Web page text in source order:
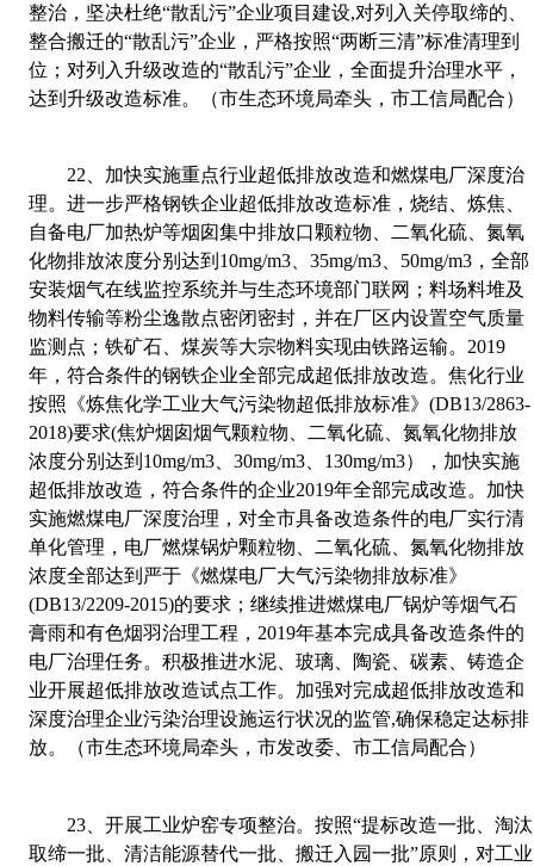
整治，坚决杜绝“散乱污”企业项目建设,对列入关停取缔的、
整合搬迁的“散乱污”企业，严格按照“两断三清”标准清理到
位；对列入升级改造的“散乱污”企业，全面提升治理水平，
达到升级改造标准。（市生态环境局牵头，市工信局配合）
22
加快实施重点行业超低排放改造和燃煤电厂深度治
理。进一步严格钢铁企业超低排放改造标准，烧结、炼焦、
自备电厂加热炉等烟囱集中排放口颗粒物、二氧化硫、氮氧
化物排放浓度分别达到 10mg/m3 、35mg/m3 50mg/m3 ，全部
安装烟气在线监控系统并与生态环境部门联网；料场料堆及
物料传输等粉尘逸散点密闭密封，并在厂区内设置空气质量
监测点；铁矿石、煤炭等大宗物料实现由铁路运输。 2019
年，符合条件的钢铁企业全部完成超低排放改造。焦化行业
按照《炼焦化学工业大气污染物超低排放标准》(DB13/2863-
2018)要求(焦炉烟囱烟气颗粒物、二氧化硫、氮氧化物排放
浓度分别达到 10mg/m3 、30mg/m3 130mg/m3），加快实施
超低排放改造，符合条件的企业2019年全部完成改造。加快
实施燃煤电厂深度治理，对全市具备改造条件的电厂实行清
单化管理，电厂燃煤锅炉颗粒物、二氧化硫、氮氧化物排放
浓度全部达到严于《燃煤电厂大气污染物排放标准》
(DB13/2209-2015)的要求；继续推进燃煤电厂锅炉等烟气石
膏雨和有色烟羽治理工程， 2019年基本完成具备改造条件的
电厂治理任务。积极推进水泥、玻璃、陶瓷、碳素、铸造企
业开展超低排放改造试点工作。加强对完成超低排放改造和
深度治理企业污染治理设施运行状况的监管,确保稳定达标排
放。（市生态环境局牵头，市发改委、市工信局配合）
23 、开展工业炉窑专项整治。按照“提标改造一批、淘汰
取缔一批、清洁能源替代一批、搬迁入园一批”原则，对工业